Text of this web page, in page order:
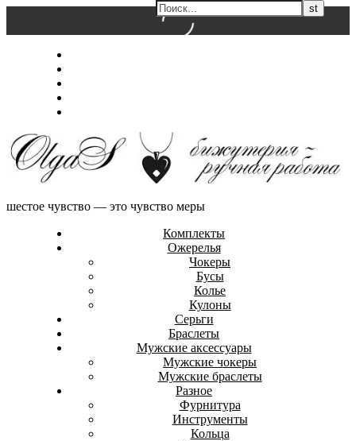
содержимому
шестое чувство — это чувство меры
Комплекты
Ожерелья
Чокеры
Бусы
Колье
Кулоны
Серьги
Браслеты
Мужские аксессуары
Мужские чокеры
Мужские браслеты
Разное
Фурнитура
Инструменты
Кольца